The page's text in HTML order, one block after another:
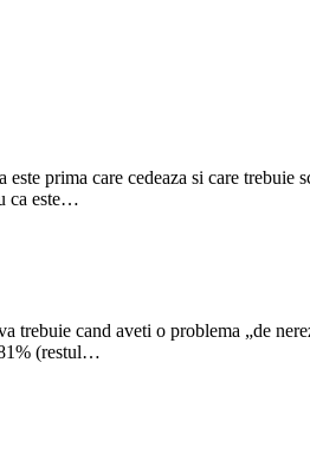
prima care cedeaza si care
ca este…
cand aveti o problema „de
81% (restul…